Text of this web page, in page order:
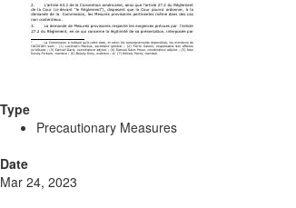
Type
Precautionary Measures
Date
Mar 24, 2023